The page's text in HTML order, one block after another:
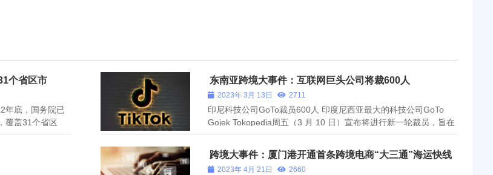
个省区市
年底，国务院已
覆盖31个省区
展格局。束珏婷
跨境电商发展的
东南亚跨境大事件：互联网巨头公司将裁600人
2023年 3月 13日 2711
印尼科技公司GoTo裁员600人 印度尼西亚最大的科技公司GoTo
Gojek Tokopedia周五（3 月 10 日）宣布将进行新一轮裁员，旨在
精简组织并提高盈利能力。该公司在一份声明中表示，大约600个
职位将受到影响。 GoTo此前表示，裁员旨在使公司更加“敏捷”，并
在充满挑战的全球...
跨境大事件：厦门港开通首条跨境电商“大三通”海运快线
2023年 4月 21日 2660